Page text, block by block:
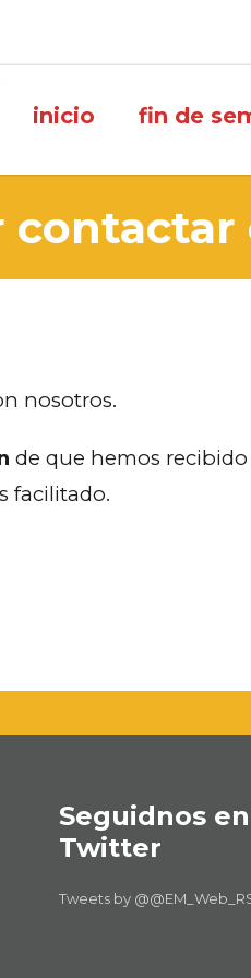
inicio fin de
nosotros.
de que hemos
facilitado.
Seguidnos en
Twitter
Tweets by